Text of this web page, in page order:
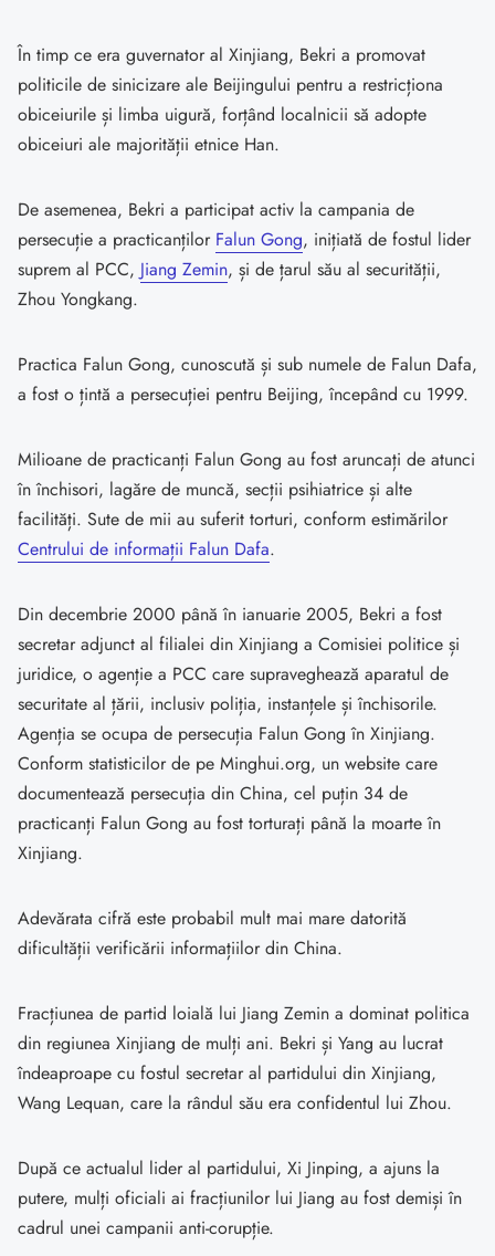
În timp ce era guvernator al Xinjiang, Bekri a promovat
politicile de sinicizare ale Beijingului pentru a restricționa
obiceiurile și limba uigură, forțând localnicii să adopte
obiceiuri ale majorității etnice Han.
De asemenea, Bekri a participat activ la campania de
persecuție a practicanților Falun Gong, inițiată de fostul lider
suprem al PCC, Jiang Zemin, și de țarul său al securității,
Zhou Yongkang.
Practica Falun Gong, cunoscută și sub numele de Falun Dafa,
a fost o țintă a persecuției pentru Beijing, începând cu 1999.
Milioane de practicanți Falun Gong au fost aruncați de atunci
în închisori, lagăre de muncă, secții psihiatrice și alte
facilități. Sute de mii au suferit torturi, conform estimărilor
Centrului de informații Falun Dafa.
Din decembrie 2000 până în ianuarie 2005, Bekri a fost
secretar adjunct al filialei din Xinjiang a Comisiei politice și
juridice, o agenție a PCC care supraveghează aparatul de
securitate al țării, inclusiv poliția, instanțele și închisorile.
Agenția se ocupa de persecuția Falun Gong în Xinjiang.
Conform statisticilor de pe Minghui.org, un website care
documentează persecuția din China, cel puțin 34 de
practicanți Falun Gong au fost torturați până la moarte în
Xinjiang.
Adevărata cifră este probabil mult mai mare datorită
dificultății verificării informațiilor din China.
Fracțiunea de partid loială lui Jiang Zemin a dominat politica
din regiunea Xinjiang de mulți ani. Bekri și Yang au lucrat
îndeaproape cu fostul secretar al partidului din Xinjiang,
Wang Lequan, care la rândul său era confidentul lui Zhou.
După ce actualul lider al partidului, Xi Jinping, a ajuns la
putere, mulți oficiali ai fracțiunilor lui Jiang au fost demiși în
cadrul unei campanii anti-corupție.